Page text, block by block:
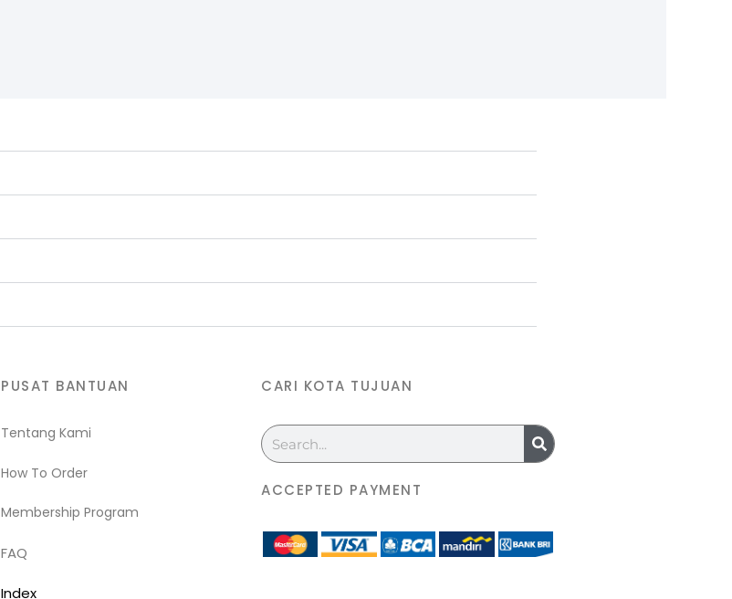
PUSAT BANTUAN
Tentang Kami
How To Order
Membership Program
FAQ
Index
CARI KOTA TUJUAN
Search
ACCEPTED PAYMENT